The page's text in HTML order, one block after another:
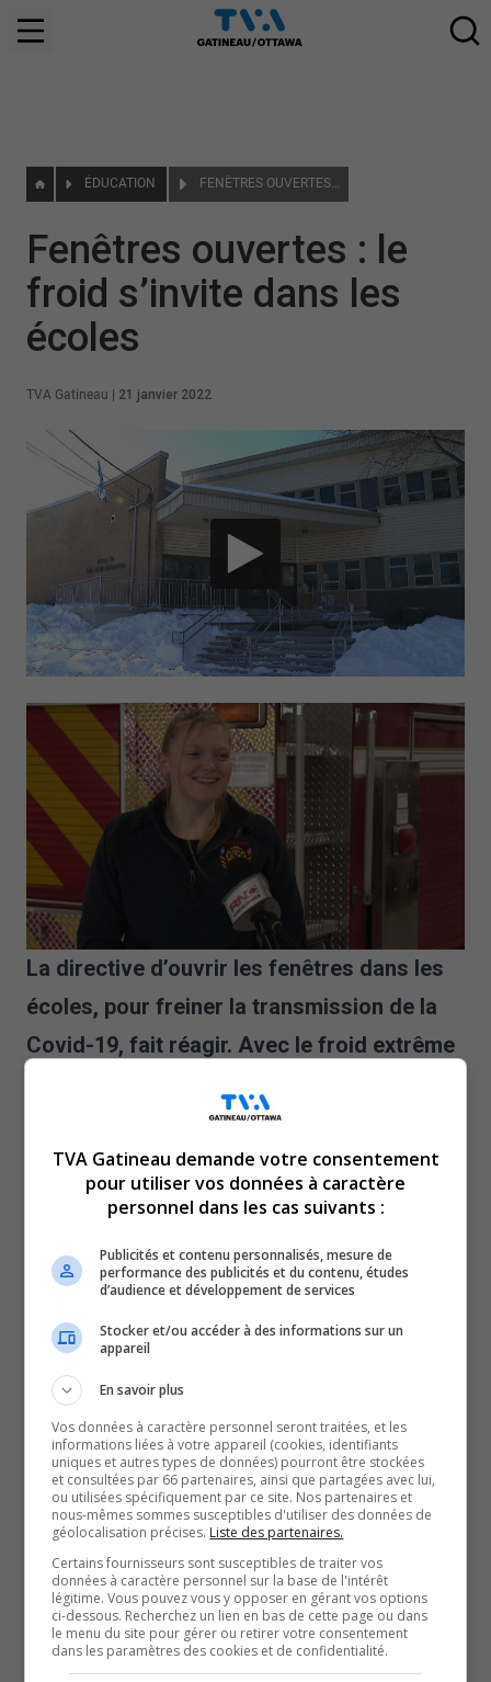
ÉDUCATION FENÊTRES OUVERTES : LE FROID S’INVITE DANS LES ÉCOLES
Fenêtres ouvertes : le
froid s’invite dans les
écoles
TVA Gatineau 21 janvier 2022
La directive d’ouvrir les fenêtres dans les
écoles, pour freiner la transmission de la
Covid-19, fait réagir. Avec le froid extrême
décidé de garder leur manteau et leur
tuque à l’intérieur. Dans certaines classes,
la température pouvait atteindre 15 degrés
Les niveaux de CO2 sont trop élevés, la ventilation n’est
pas adéquate et les risques de transmission de la
COVID-19 sont plus élevés.
La solution proposée par le gouvernement ? Ouvrir les
fenêtres pour permettre une meilleure circulation de l’air,
mais l’air froid entre rapidement dans les
établissements. Et dans les vieilles écoles, le chauffage
ne fournit pas.
Le Centre de services scolaire des Draveurs indique qu’il
n’est pas obligatoire que la fenêtre soit ouverte, mais que
le personnel suivent les recommandations.
Les étudiants doivent alors avoir un manteau et une
tuque.
Au collège Saint-Joseph de Hull, les filles ont obtenu la
TVA Gatineau demande votre consentement
pour utiliser vos données à caractère
personnel dans les cas suivants :
Publicités et contenu personnalisés, mesure de
performance des publicités et du contenu, études
d’audience et développement de services
Stocker et/ou accéder à des informations sur un
appareil
En savoir plus
Vos données à caractère personnel seront traitées, et les
informations liées à votre appareil (cookies, identifiants
uniques et autres types de données) pourront être stockées
et consultées par 66 partenaires, ainsi que partagées avec lui,
ou utilisées spécifiquement par ce site. Nos partenaires et
nous-mêmes sommes susceptibles d'utiliser des données de
géolocalisation précises. Liste des partenaires.
Certains fournisseurs sont susceptibles de traiter vos
données à caractère personnel sur la base de l'intérêt
légitime. Vous pouvez vous y opposer en gérant vos options
ci-dessous. Recherchez un lien en bas de cette page ou dans
le menu du site pour gérer ou retirer votre consentement
dans les paramètres des cookies et de confidentialité.